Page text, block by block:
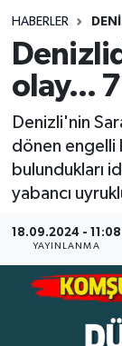
HABERLER
olay...
Denizli'nin
dönen engelli
bulundukları
yabancı
18.09.2024 - 11:08
YAYINLANMA
Spor
Tebrik
Türkiye